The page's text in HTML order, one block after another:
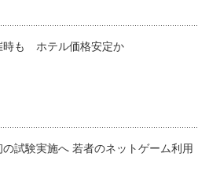
時も ホテル価格安定か
の試験実施へ 若者のネットゲーム利用